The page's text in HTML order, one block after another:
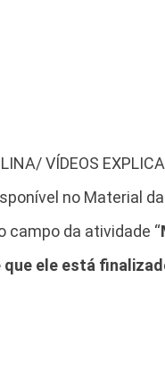
VÍDEOS
no Material
campo da atividade “
ele está